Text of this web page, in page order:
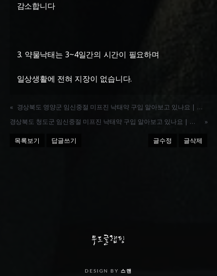
감소합니다
3. 약물낙태는 3~4일간의 시간이 필요하며
일상생활에 전혀 지장이 없습니다.
«
경상북도 영양군 임신중절 미프진 낙태약 구입 알아보고 있나요 | 카톡 MFOK
경상북도 청도군 임신중절 미프진 낙태약 구입 알아보고 있나요 | 카톡 MFOK
»
목록보기 답글쓰기 글수정 글삭제
DESIGN BY 스맨